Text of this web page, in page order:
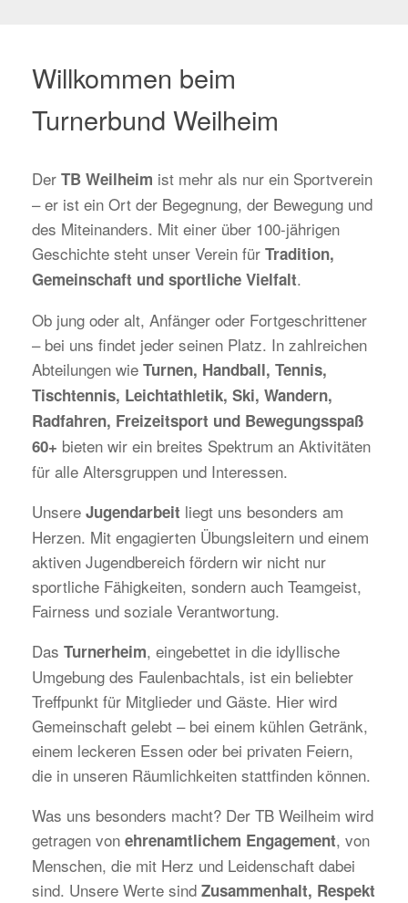
Willkommen beim
Turnerbund Weilheim
Der TB Weilheim ist mehr als nur ein Sportverein
– er ist ein Ort der Begegnung, der Bewegung und
des Miteinanders. Mit einer über 100-jährigen
Geschichte steht unser Verein für Tradition,
Gemeinschaft und sportliche Vielfalt.
Ob jung oder alt, Anfänger oder Fortgeschrittener
– bei uns findet jeder seinen Platz. In zahlreichen
Abteilungen wie Turnen, Handball, Tennis,
Tischtennis, Leichtathletik, Ski, Wandern,
Radfahren, Freizeitsport und Bewegungsspaß
60+ bieten wir ein breites Spektrum an Aktivitäten
für alle Altersgruppen und Interessen.
Unsere Jugendarbeit liegt uns besonders am
Herzen. Mit engagierten Übungsleitern und einem
aktiven Jugendbereich fördern wir nicht nur
sportliche Fähigkeiten, sondern auch Teamgeist,
Fairness und soziale Verantwortung.
Das Turnerheim, eingebettet in die idyllische
Umgebung des Faulenbachtals, ist ein beliebter
Treffpunkt für Mitglieder und Gäste. Hier wird
Gemeinschaft gelebt – bei einem kühlen Getränk,
einem leckeren Essen oder bei privaten Feiern,
die in unseren Räumlichkeiten stattfinden können.
Was uns besonders macht? Der TB Weilheim wird
getragen von ehrenamtlichem Engagement, von
Menschen, die mit Herz und Leidenschaft dabei
sind. Unsere Werte sind Zusammenhalt, Respekt